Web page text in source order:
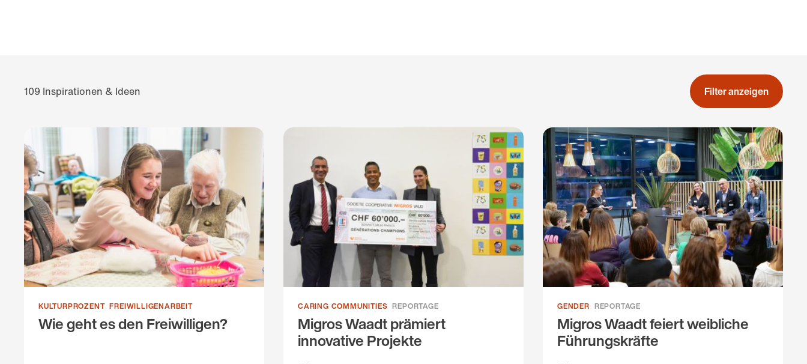
109 Inspirationen & Ideen Filter anzeigen
KULTURPROZENT FREIWILLIGENARBEIT
Wie geht es den Freiwilligen?
CARING COMMUNITIES REPORTAGE
Migros Waadt prämiert
innovative Projekte
GENDER REPORTAGE
Migros Waadt feiert weibliche
Führungskräfte